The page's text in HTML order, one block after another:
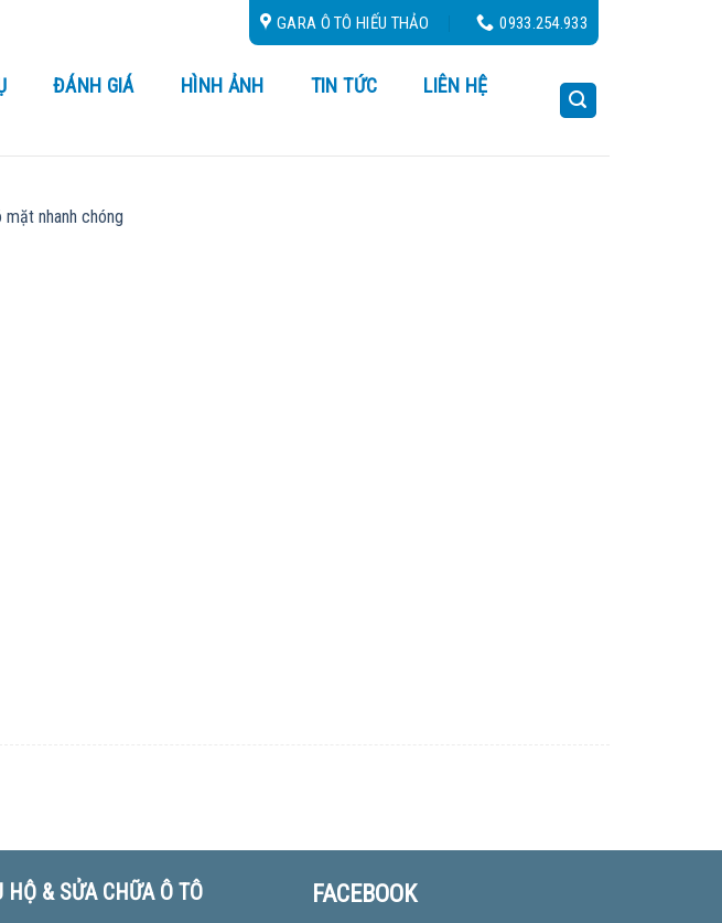
và tỉnh thành lân cận - Cứu Hộ 24/24GARA Ô TÔ HIẾU THẢO 0933.254.933
ĐÁNH GIÁ HÌNH ẢNH TIN TỨC
LIÊN HỆ
nhanh chóng
HỘ & SỬA CHỮA Ô TÔ FACEBOOK